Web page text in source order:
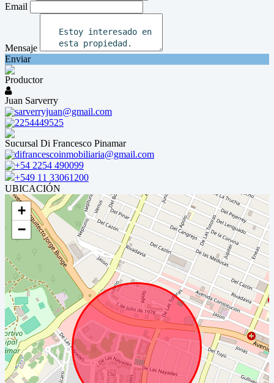
Email
Mensaje
Enviar
Productor
Juan Sarverry
sarverryjuan@gmail.com
2254449525
Sucursal Di Francesco Pinamar
difrancescoinmobiliaria@gmail.com
+54 2254 490099
+549 11 33061200
UBICACIÓN
+
−